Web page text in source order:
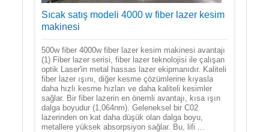
Sıcak satış modeli 4000 w fiber lazer kesim
makinesi
500w fiber 4000w fiber lazer kesim makinesi avantajı
(1) Fiber lazer serisi, fiber lazer teknolojisi ile çalışan
optik Laser'in metal hassas lazer ekipmanıdır. Kaliteli
fiber lazer ışını, diğer kesme çözümlerine kıyasla
daha hızlı kesme hızları ve daha kaliteli kesimler
sağlar. Bir fiber lazerin en önemli avantajı, kısa ışın
dalga boyudur (1,064nm). Geleneksel bir C02
lazerinden on kat daha düşük olan dalga boyu,
metallere yüksek absorpsiyon sağlar. Bu, lifi ...